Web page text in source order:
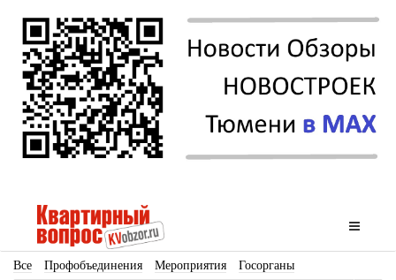
Все Профобъединения Мероприятия Госорганы